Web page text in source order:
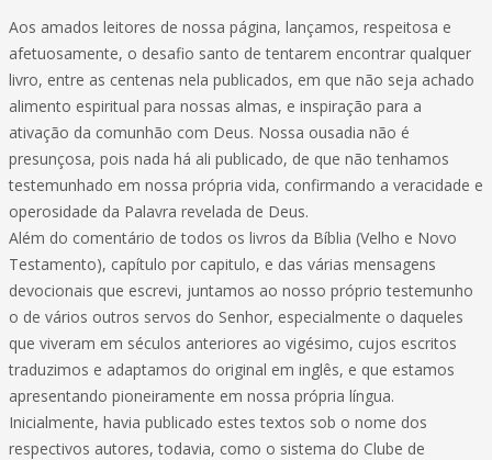
Aos amados leitores de nossa página, lançamos, respeitosa e
afetuosamente, o desafio santo de tentarem encontrar qualquer
livro, entre as centenas nela publicados, em que não seja achado
alimento espiritual para nossas almas, e inspiração para a
ativação da comunhão com Deus. Nossa ousadia não é
presunçosa, pois nada há ali publicado, de que não tenhamos
testemunhado em nossa própria vida, confirmando a veracidade e
operosidade da Palavra revelada de Deus.
Além do comentário de todos os livros da Bíblia (Velho e Novo
Testamento), capítulo por capitulo, e das várias mensagens
devocionais que escrevi, juntamos ao nosso próprio testemunho
o de vários outros servos do Senhor, especialmente o daqueles
que viveram em séculos anteriores ao vigésimo, cujos escritos
traduzimos e adaptamos do original em inglês, e que estamos
apresentando pioneiramente em nossa própria língua.
Inicialmente, havia publicado estes textos sob o nome dos
respectivos autores, todavia, como o sistema do Clube de